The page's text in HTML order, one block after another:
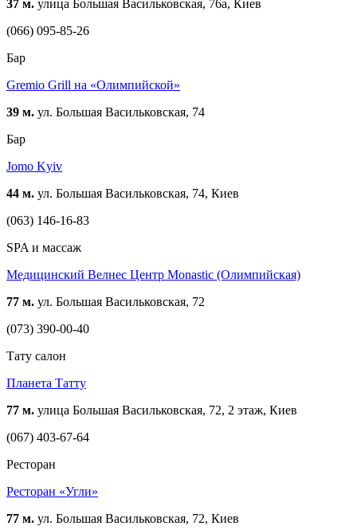
37 м. улица Большая Васильковская, 76а, Киев
(066) 095-85-26
Бар
Gremio Grill на «Олимпийской»
39 м. ул. Большая Васильковская, 74
Бар
Jomo Kyiv
44 м. ул. Большая Васильковская, 74, Киев
(063) 146-16-83
SPA и массаж
Медицинский Велнес Центр Monastic (Олимпийская)
77 м. ул. Большая Васильковская, 72
(073) 390-00-40
Тату салон
Планета Татту
77 м. улица Большая Васильковская, 72, 2 этаж, Киев
(067) 403-67-64
Ресторан
Ресторан «Угли»
77 м. ул. Большая Васильковская, 72, Киев